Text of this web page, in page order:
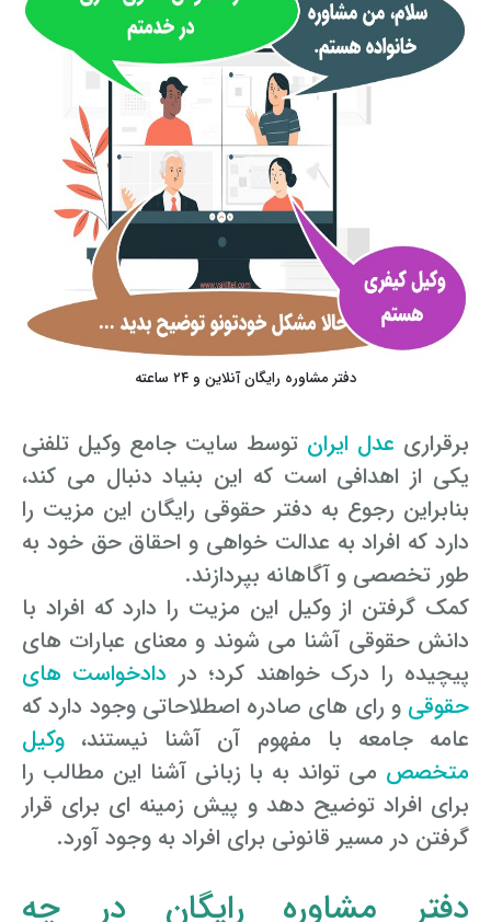
دفتر مشاوره رایگان آنلاین و ۲۴ ساعته
برقراری عدل ایران توسط سایت جامع وکیل تلفنی
یکی از اهدافی است که این بنیاد دنبال می کند،
بنابراین رجوع به دفتر حقوقی رایگان این مزیت را
دارد که افراد به عدالت خواهی و احقاق حق خود به
طور تخصصی و آگاهانه بپردازند.
کمک گرفتن از وکیل این مزیت را دارد که افراد با
دانش حقوقی آشنا می شوند و معنای عبارات های
پیچیده را درک خواهند کرد؛ در دادخواست های
حقوقی و رای های صادره اصطلاحاتی وجود دارد که
عامه جامعه با مفهوم آن آشنا نیستند، وکیل
متخصص می تواند به با زبانی آشنا این مطالب را
برای افراد توضیح دهد و پیش زمینه ای برای قرار
گرفتن در مسیر قانونی برای افراد به وجود آورد.
دفتر مشاوره رایگان در چه